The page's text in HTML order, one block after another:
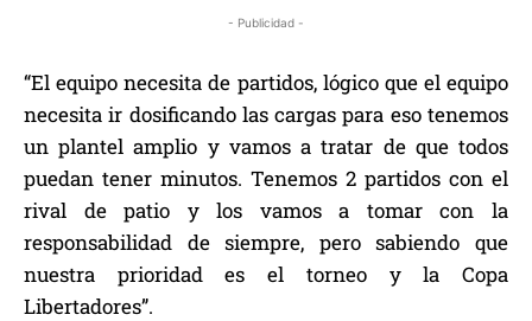
- Publicidad -
“El equipo necesita de partidos, lógico que el equipo
necesita ir dosificando las cargas para eso tenemos
un plantel amplio y vamos a tratar de que todos
puedan tener minutos. Tenemos 2 partidos con el
rival de patio y los vamos a tomar con la
responsabilidad de siempre, pero sabiendo que
nuestra prioridad es el torneo y la Copa
Libertadores”.